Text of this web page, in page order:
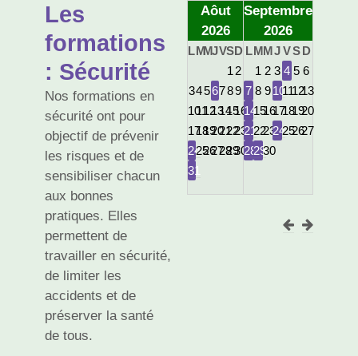
Les
formations
: Sécurité
Nos formations en
sécurité ont pour
objectif de prévenir
les risques et de
sensibiliser chacun
aux bonnes
pratiques. Elles
permettent de
travailler en sécurité,
de limiter les
accidents et de
préserver la santé
de tous.
Aôut
2026
LMMJVSD
1 2
3456789
10111213141516
17181920212223
24252627282930
31
Septembre
2026
LMMJVSD
1 2 3 4 5 6
7 8 910111213
14151617181920
21222324252627
282930